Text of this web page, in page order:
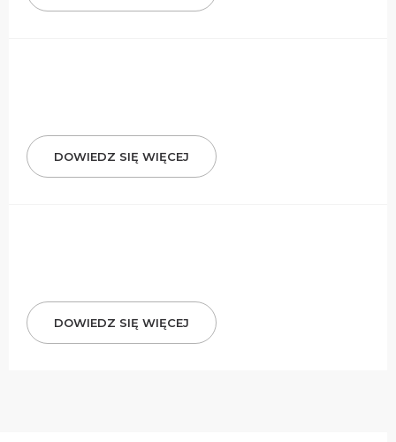
DOWIEDZ SIĘ WIĘCEJ
DOWIEDZ SIĘ WIĘCEJ